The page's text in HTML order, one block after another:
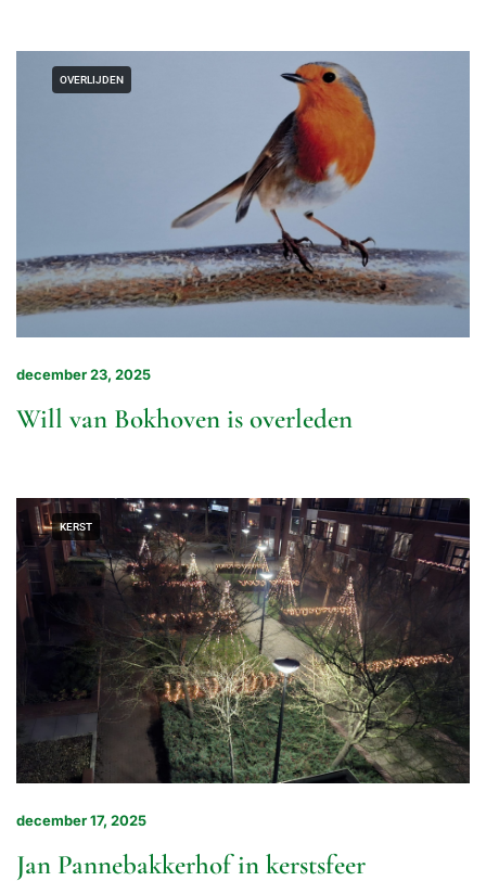
OVERLIJDEN
december 23, 2025
Will van Bokhoven is overleden
KERST
december 17, 2025
Jan Pannebakkerhof in kerstsfeer